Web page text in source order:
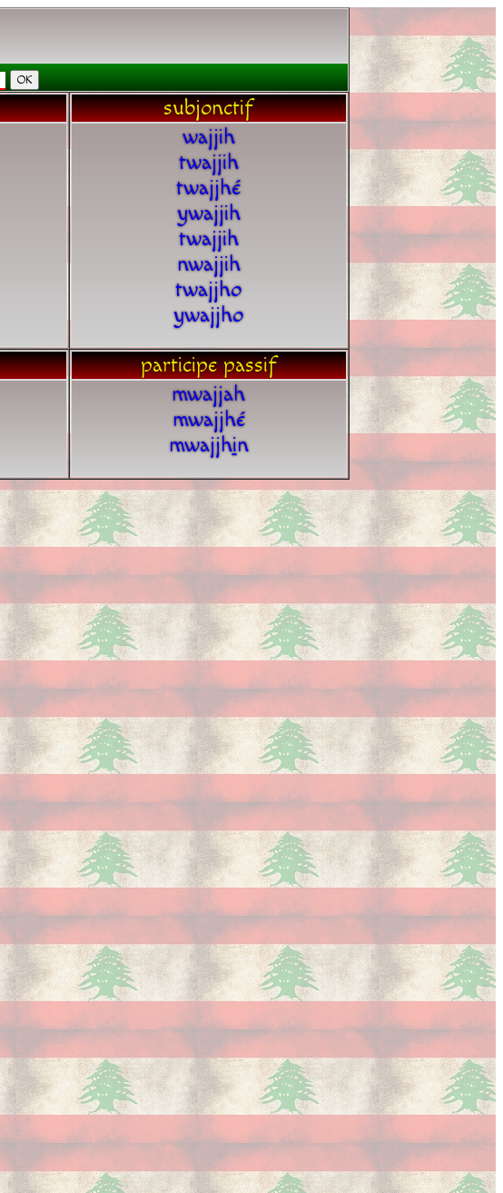
subjonctif
wajjih
twajjih
twajjhé
ywajjih
twajjih
nwajjih
twajjho
ywajjho
participe passif
mwajjah
mwajjhé
mwajjhin